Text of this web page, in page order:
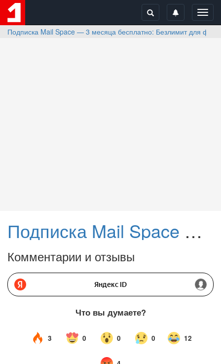
Подписка Mail Space — 3 месяца бесплатно: Безлимит для
Подписка Mail Space — 3 месяца бесплатно: Безлимит для фото и видео на смартфоне + 1 ТБ в Облаке Mail
Комментарии и отзывы